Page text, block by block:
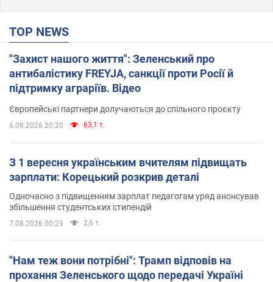
TOP NEWS
"Захист нашого життя": Зеленський про
антибалістику FREYJA, санкції проти Росії й
підтримку аграріїв. Відео
Європейські партнери долучаються до спільного проєкту
6.08.2026 20:20 63,1 т.
З 1 вересня українським вчителям підвищать
зарплати: Корецький розкрив деталі
Одночасно з підвищенням зарплат педагогам уряд анонсував
збільшення студентських стипендій
7.08.2026 00:29 2,6 т.
"Нам теж вони потрібні": Трамп відповів на
прохання Зеленського щодо передачі Україні